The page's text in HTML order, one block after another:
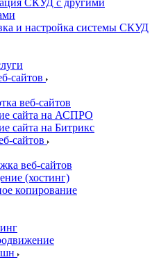
СКУД с другими
и настройка системы СКУД
сайтов
веб-сайтов
сайта на АСПРО
сайта на Битрикс
сайтов
веб-сайтов
(хостинг)
копирование